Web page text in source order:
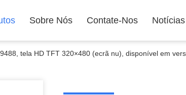
Sobre Nós Contate-Nos Notícias
tela HD TFT 320×480 (ecrã nu), disponível em